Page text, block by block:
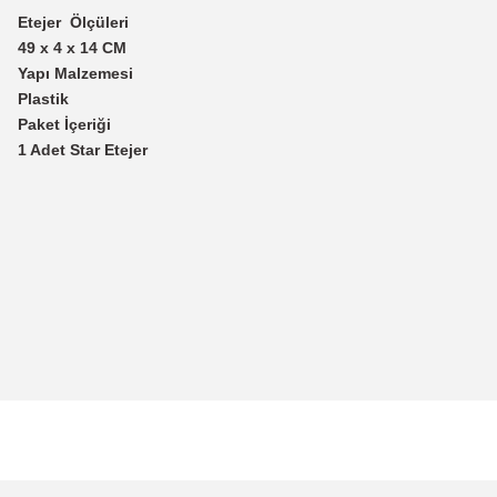
Etejer Ölçüleri
49 x 4 x 14 CM
Yapı Malzemesi
Plastik
Paket İçeriği
1 Adet Star Etejer